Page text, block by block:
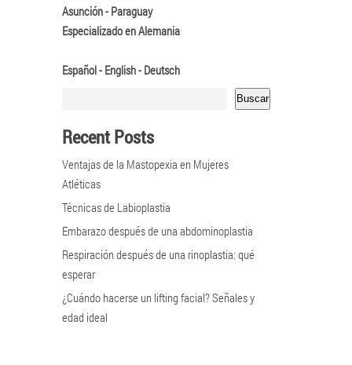
Asunción - Paraguay
Especializado en Alemania
Español - English - Deutsch
Buscar
Recent Posts
Ventajas de la Mastopexia en Mujeres
Atléticas
Técnicas de Labioplastia
Embarazo después de una abdominoplastia
Respiración después de una rinoplastia: qué
esperar
¿Cuándo hacerse un lifting facial? Señales y
edad ideal